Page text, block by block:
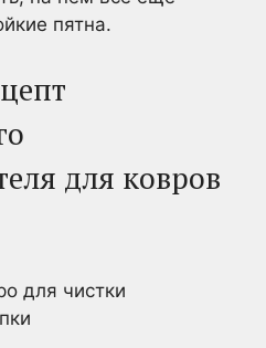
пятна.
для ковров
для чистки